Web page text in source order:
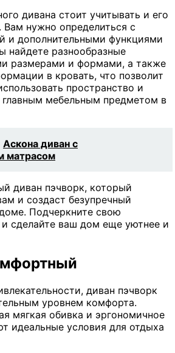
дивана стоит учитывать и его
Вам нужно определиться с
и дополнительными функциями
найдете разнообразные
размерами и формами, а также
в кровать, что позволит
пространство и
главным мебельным предметом в
Аскона диван с
матрасом
диван пэчворк, который
и создаст безупречный
Подчеркните свою
и сделайте ваш дом еще уютнее и
диван пэчворк
уровнем комфорта.
мягкая обивка и эргономичное
идеальные условия для отдыха